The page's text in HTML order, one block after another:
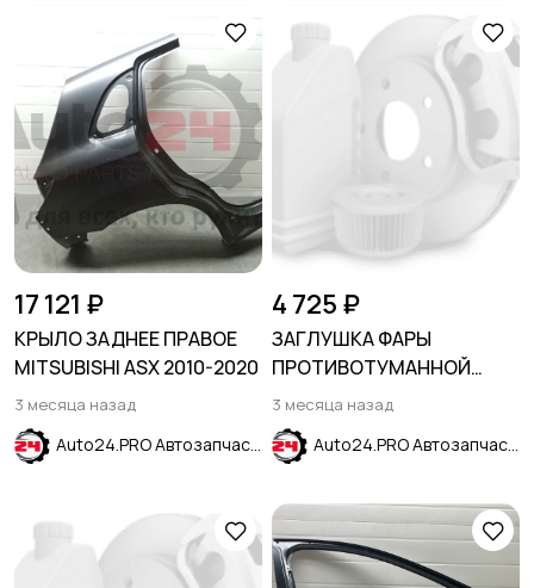
17 121 ₽
КРЫЛО ЗАДНЕЕ ПРАВОЕ
MITSUBISHI ASX 2010-2020
3 месяца назад
Auto24.PRO Автозапчасти
4 725 ₽
ЗАГЛУШКА ФАРЫ
ПРОТИВОТУМАННОЙ
ЛЕВАЯ CHEVROLET CRUZE
2019-2024
3 месяца назад
Auto24.PRO Автозапчасти